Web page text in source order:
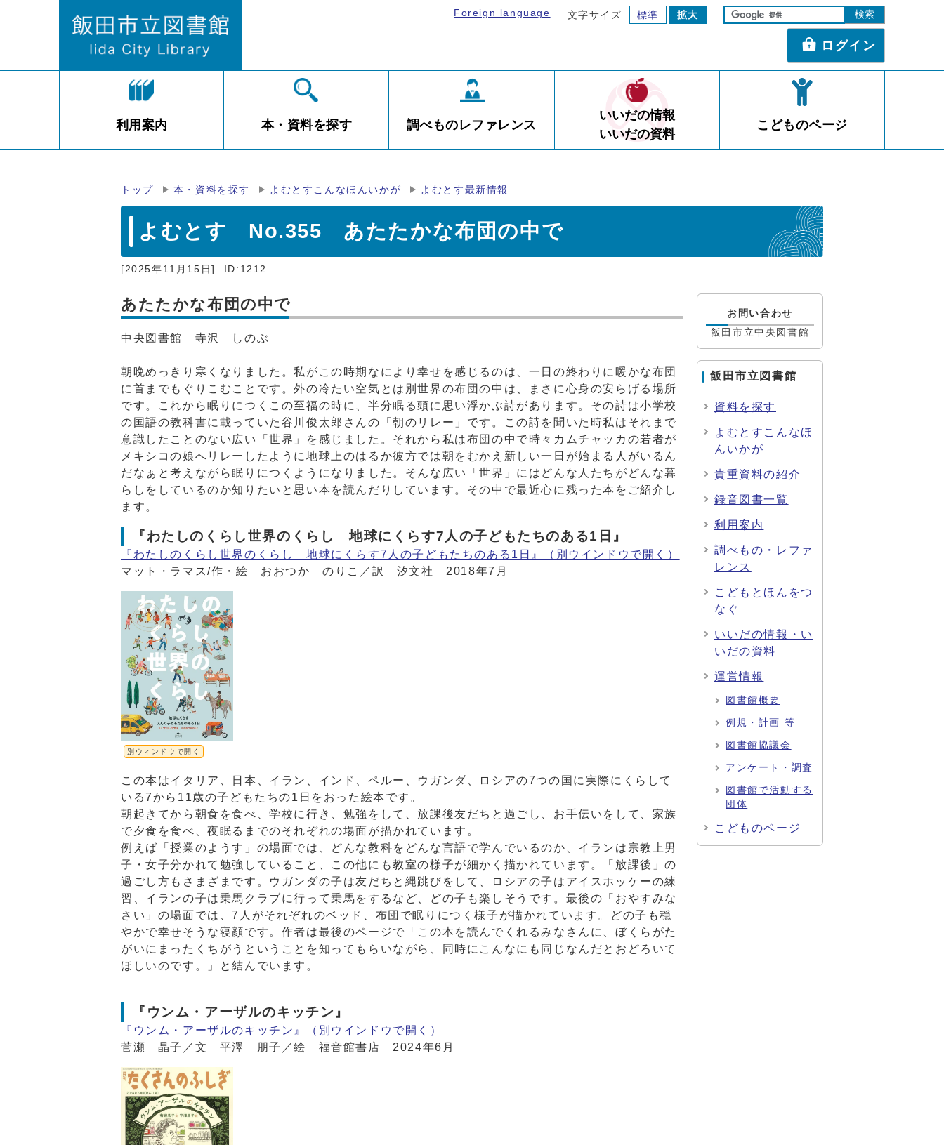
Foreign language 文字サイズ 標準 拡大
ログイン
利用案内 本・資料を探す 調べものレファレンス
いいだの情報
いいだの資料
こどものページ
トップ 本・資料を探す よむとすこんなほんいかが よむとす最新情報
よむとす No.355 あたたかな布団の中で
[2025年11月15日] ID:1212
あたたかな布団の中で
中央図書館 寺沢 しのぶ
朝晩めっきり寒くなりました。私がこの時期なにより幸せを感じるのは、一日の終わりに暖かな布団
に首までもぐりこむことです。外の冷たい空気とは別世界の布団の中は、まさに心身の安らげる場所
です。これから眠りにつくこの至福の時に、半分眠る頭に思い浮かぶ詩があります。その詩は小学校
の国語の教科書に載っていた谷川俊太郎さんの「朝のリレー」です。この詩を聞いた時私はそれまで
意識したことのない広い「世界」を感じました。それから私は布団の中で時々カムチャッカの若者が
メキシコの娘へリレーしたように地球上のはるか彼方では朝をむかえ新しい一日が始まる人がいるん
だなぁと考えながら眠りにつくようになりました。そんな広い「世界」にはどんな人たちがどんな暮
らしをしているのか知りたいと思い本を読んだりしています。その中で最近心に残った本をご紹介し
ます。
『わたしのくらし世界のくらし 地球にくらす7人の子どもたちのある1日』
『わたしのくらし世界のくらし 地球にくらす7人の子どもたちのある1日』
（別ウインドウで開く）
マット・ラマス/作・絵 おおつか のりこ／訳 汐文社 2018年7月
別ウィンドウで開く
この本はイタリア、日本、イラン、インド、ペルー、ウガンダ、ロシアの7つの国に実際にくらして
いる7から11歳の子どもたちの1日をおった絵本です。
朝起きてから朝食を食べ、学校に行き、勉強をして、放課後友だちと過ごし、お手伝いをして、家族
で夕食を食べ、夜眠るまでのそれぞれの場面が描かれています。
例えば「授業のようす」の場面では、どんな教科をどんな言語で学んでいるのか、イランは宗教上男
子・女子分かれて勉強していること、この他にも教室の様子が細かく描かれています。「放課後」の
過ごし方もさまざまです。ウガンダの子は友だちと縄跳びをして、ロシアの子はアイスホッケーの練
習、イランの子は乗馬クラブに行って乗馬をするなど、どの子も楽しそうです。最後の「おやすみな
さい」の場面では、7人がそれぞれのベッド、布団で眠りにつく様子が描かれています。どの子も穏
やかで幸せそうな寝顔です。作者は最後のページで「この本を読んでくれるみなさんに、ぼくらがた
がいにまったくちがうということを知ってもらいながら、同時にこんなにも同じなんだとおどろいて
ほしいのです。」と結んでいます。
『ウンム・アーザルのキッチン』
『ウンム・アーザルのキッチン』
（別ウインドウで開く）
菅瀬 晶子／文 平澤 朋子／絵 福音館書店 2024年6月
お問い合わせ
飯田市立中央図書館
飯田市立図書館
資料を探す
よむとすこんなほ
んいかが
貴重資料の紹介
録音図書一覧
利用案内
調べもの・レファ
レンス
こどもとほんをつ
なぐ
いいだの情報・い
いだの資料
運営情報
図書館概要
例規・計画 等
図書館協議会
アンケート・調査
図書館で活動する
団体
こどものページ